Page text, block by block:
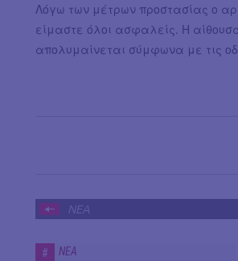
Λόγω των μέτρων προστασίας ο
είμαστε όλοι ασφαλείς. Η
απολυμαίνεται σύμφωνα με τις
ΝΕΑ
# ΝΕΑ